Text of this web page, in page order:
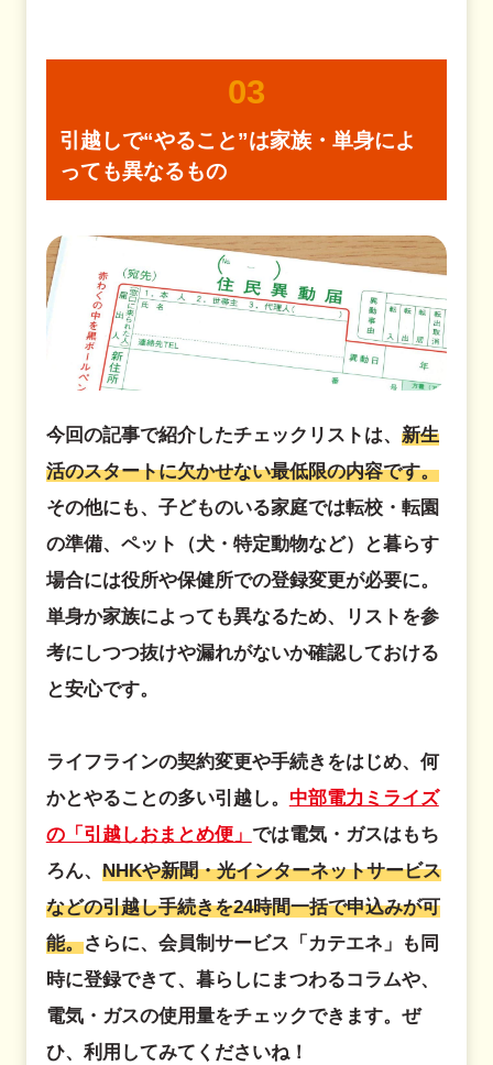
03
引越しで“やること”は家族・単身によ
っても異なるもの
今回の記事で紹介したチェックリストは、 新生
活のスタートに欠かせない最低限の内容です。
その他にも、子どものいる家庭では転校・転園
の準備、ペット（犬・特定動物など）と暮らす
場合には役所や保健所での登録変更が必要に。
単身か家族によっても異なるため、リストを参
考にしつつ抜けや漏れがないか確認しておける
と安心です。
ライフラインの契約変更や手続きをはじめ、何
かとやることの多い引越し。 中部電力ミライズ
の「引越しおまとめ便」 では電気・ガスはもち
ろん、 NHKや新聞・光インターネットサービス
などの引越し手続きを24時間一括で申込みが可
能。さらに、会員制サービス「カテエネ」も同
時に登録できて、暮らしにまつわるコラムや、
電気・ガスの使用量をチェックできます。ぜ
ひ、利用してみてくださいね！